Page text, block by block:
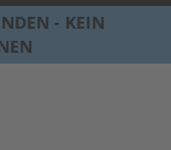
- KEIN